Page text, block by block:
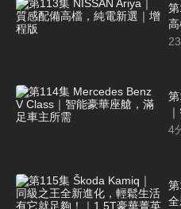
23
4
全